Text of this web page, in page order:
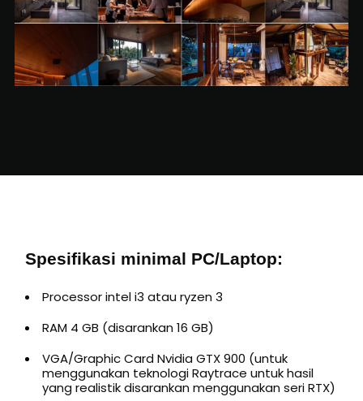
Spesifikasi minimal PC/Laptop:
Processor intel i3 atau ryzen 3
RAM 4 GB (disarankan 16 GB)
VGA/Graphic Card Nvidia GTX 900 (untuk
menggunakan teknologi Raytrace untuk hasil
yang realistik disarankan menggunakan seri RTX)